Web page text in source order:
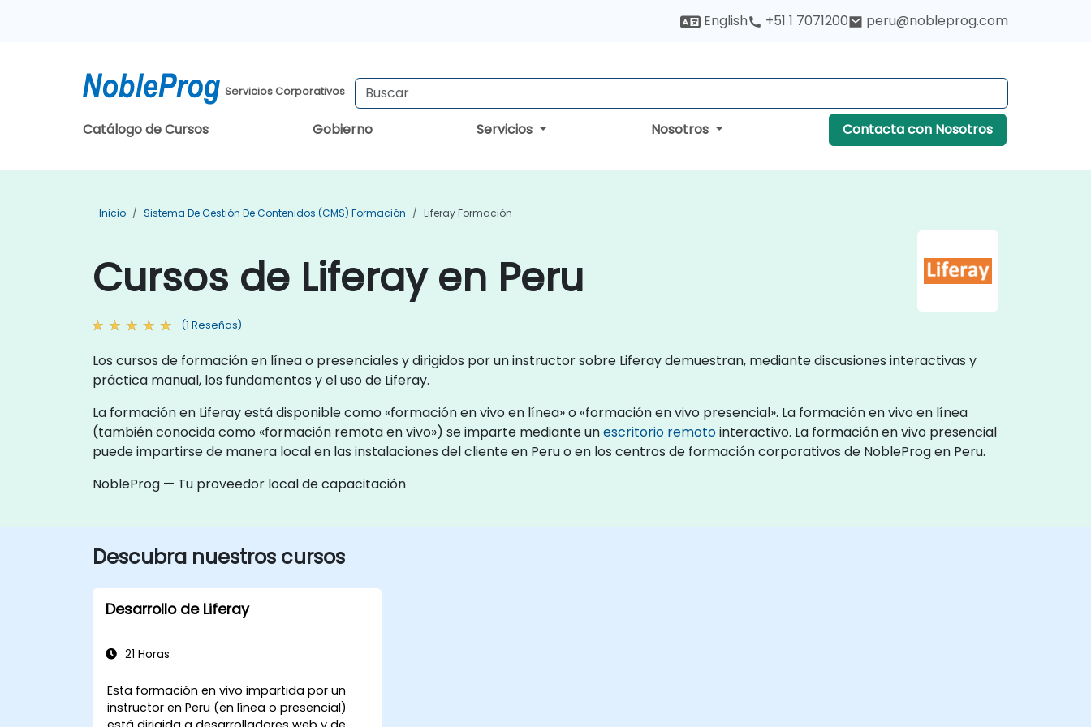
English +51 1 7071200 peru@nobleprog.com
Servicios Corporativos
Catálogo de Cursos Gobierno Servicios Nosotros Contacta con Nosotros
Inicio Sistema De Gestión De Contenidos (CMS) Formación Liferay Formación
Cursos de Liferay en Peru
(1 Reseñas)
Los cursos de formación en línea o presenciales y dirigidos por un instructor sobre Liferay demuestran, mediante discusiones interactivas y
práctica manual, los fundamentos y el uso de Liferay.
La formación en Liferay está disponible como «formación en vivo en línea» o «formación en vivo presencial». La formación en vivo en línea
(también conocida como «formación remota en vivo») se imparte mediante unescritorio remotointeractivo. La formación en vivo presencial
puede impartirse de manera local en las instalaciones del cliente en Peru o en los centros de formación corporativos de NobleProg en Peru.
NobleProg — Tu proveedor local de capacitación
Descubra nuestros cursos
Desarrollo de Liferay
21 Horas
Esta formación en vivo impartida por un
instructor en Peru (en línea o presencial)